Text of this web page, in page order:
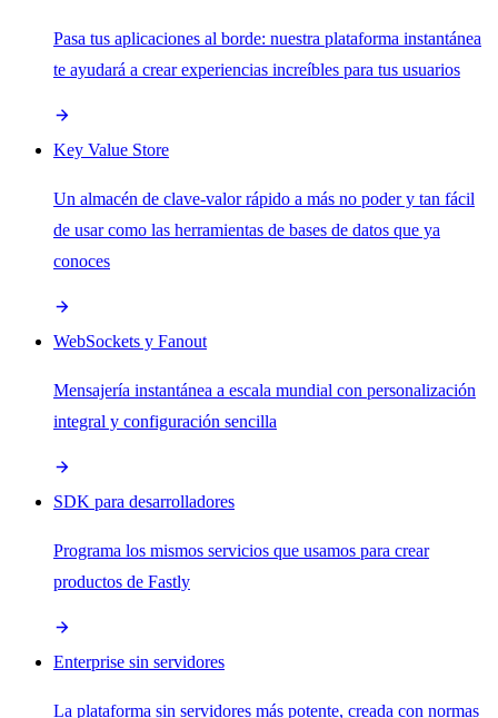
Pasa tus aplicaciones al borde: nuestra plataforma instantánea
te ayudará a crear experiencias increíbles para tus usuarios
Key Value Store
Un almacén de clave-valor rápido a más no poder y tan fácil
de usar como las herramientas de bases de datos que ya
conoces
WebSockets y Fanout
Mensajería instantánea a escala mundial con personalización
integral y configuración sencilla
SDK para desarrolladores
Programa los mismos servicios que usamos para crear
productos de Fastly
Enterprise sin servidores
La plataforma sin servidores más potente, creada con normas